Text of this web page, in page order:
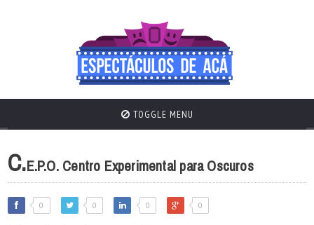
TOGGLE MENU
C.E.P.O. Centro Experimental para Oscuros
0 0 0 0